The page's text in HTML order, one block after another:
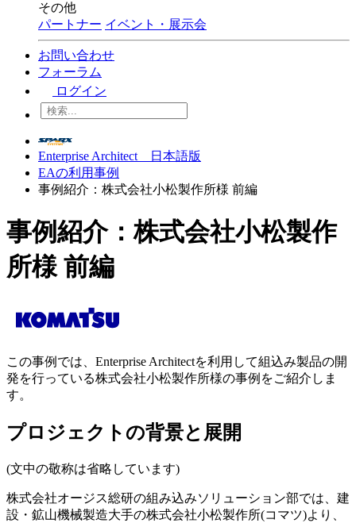
その他
パートナー イベント・展示会
お問い合わせ
フォーラム
ログイン
Enterprise Architect 日本語版
EAの利用事例
事例紹介：株式会社小松製作所様 前編
事例紹介：株式会社小松製作
所様 前編
この事例では、Enterprise Architectを利用して組込み製品の開
発を行っている株式会社小松製作所様の事例をご紹介しま
す。
プロジェクトの背景と展開
(文中の敬称は省略しています)
株式会社オージス総研の組み込みソリューション部では、建
設・鉱山機械製造大手の株式会社小松製作所(コマツ)より、